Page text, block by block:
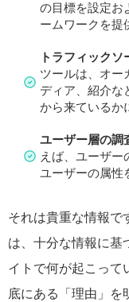
の目標を設定お
ームワークを提
トラフィックソ
ツールは、オー
ディア、紹介な
から来ているか
ユーザー層の調
えば、ユーザー
ユーザーの属性
それは貴重な情報で
は、十分な情報に基
イトで何が起こって
底にある「理由」を